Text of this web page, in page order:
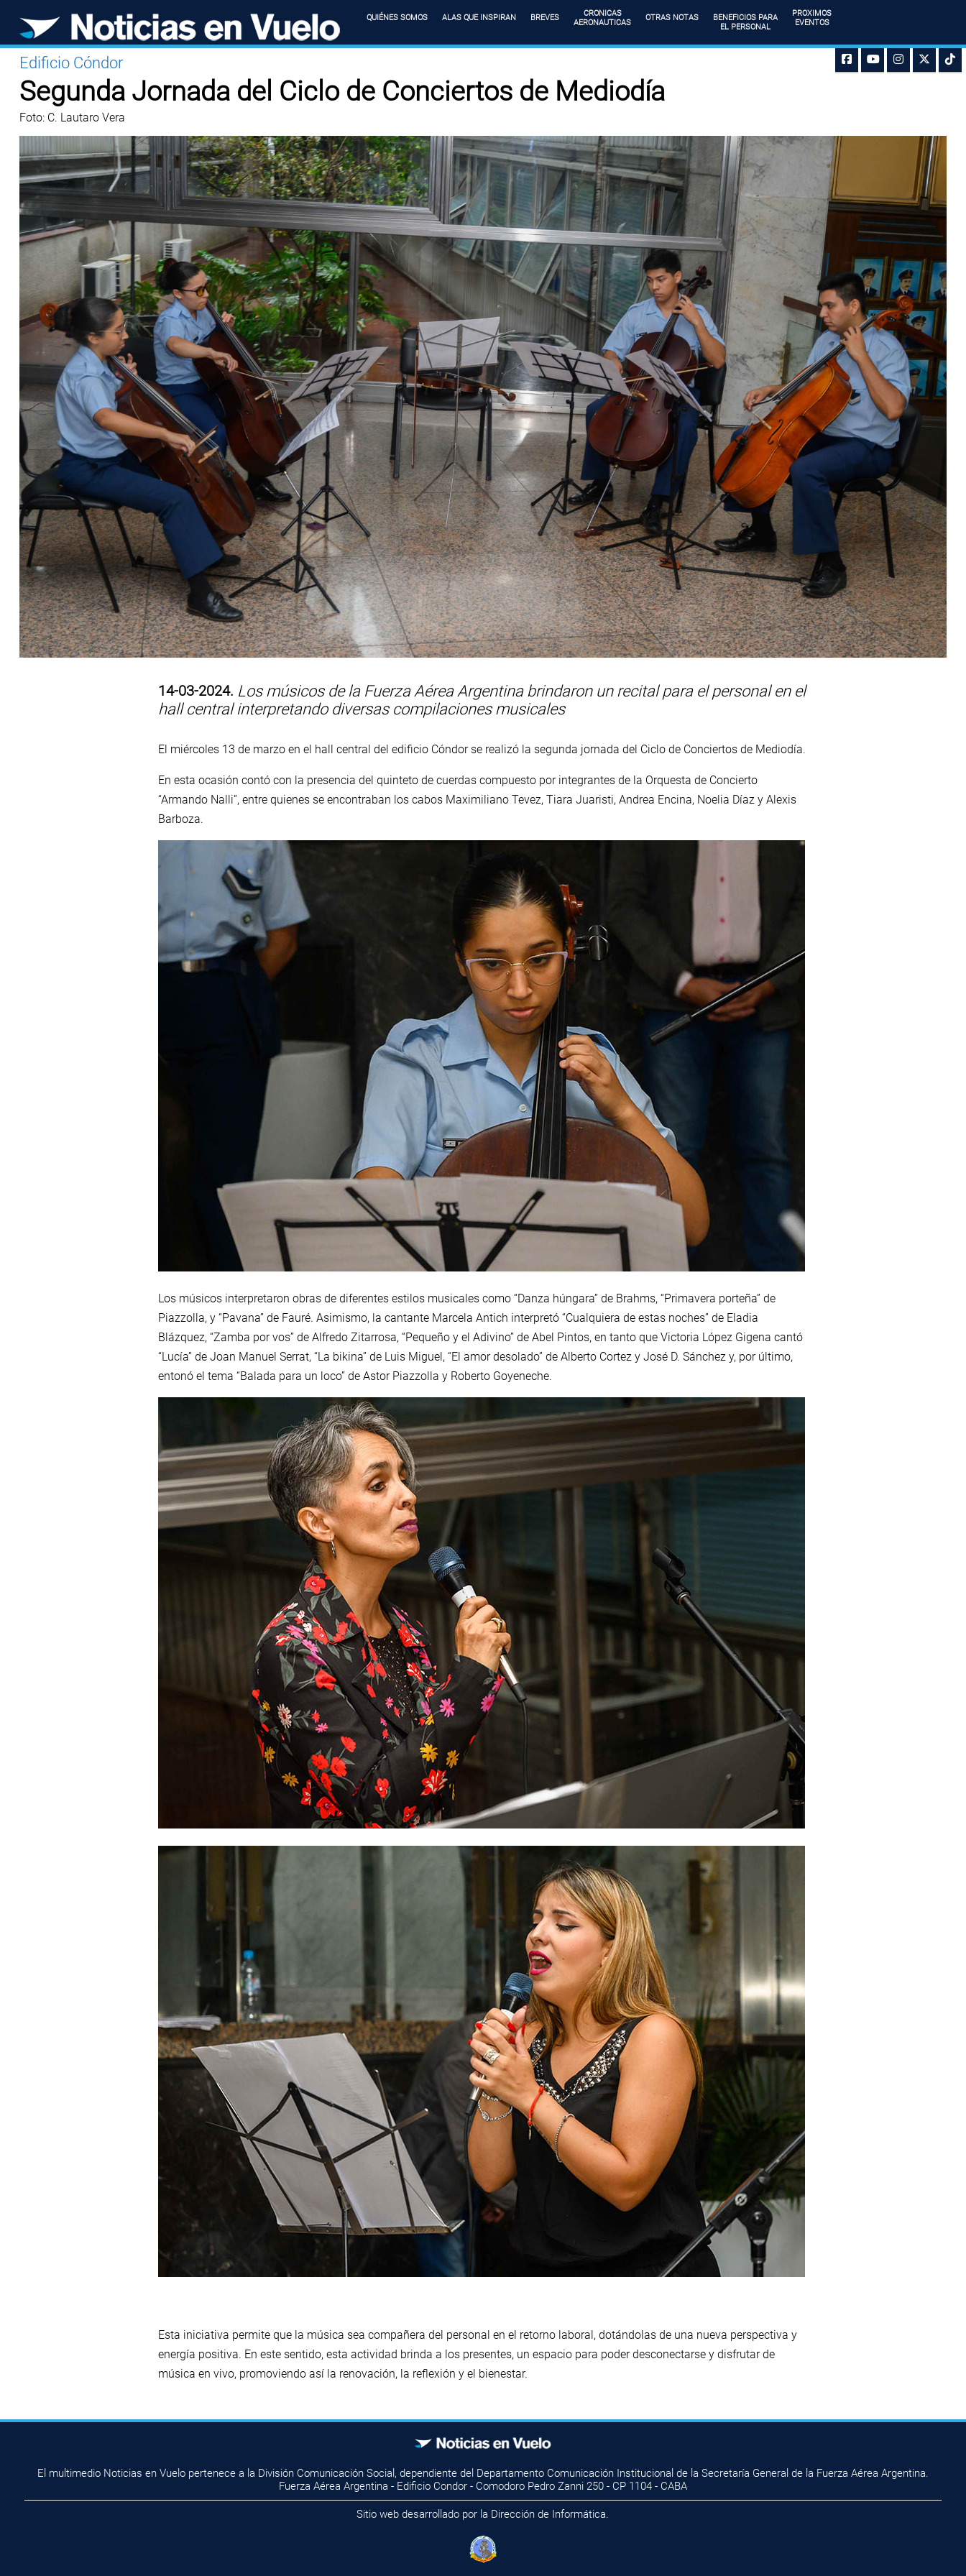
QUIÉNES SOMOS ALAS QUE INSPIRAN BREVES
CRONICAS
AERONAUTICAS
OTRAS NOTAS
BENEFICIOS PARA
EL PERSONAL
PROXIMOS
EVENTOS
Edificio Cóndor
Segunda Jornada del Ciclo de Conciertos de Mediodía
Foto: C. Lautaro Vera
14-03-2024. Los músicos de la Fuerza Aérea Argentina brindaron un recital para el personal en el
hall central interpretando diversas compilaciones musicales
El miércoles 13 de marzo en el hall central del edificio Cóndor se realizó la segunda jornada del Ciclo de Conciertos de Mediodía.
En esta ocasión contó con la presencia del quinteto de cuerdas compuesto por integrantes de la Orquesta de Concierto
“Armando Nalli”, entre quienes se encontraban los cabos Maximiliano Tevez, Tiara Juaristi, Andrea Encina, Noelia Díaz y Alexis
Barboza.
Los músicos interpretaron obras de diferentes estilos musicales como “Danza húngara” de Brahms, “Primavera porteña” de
Piazzolla, y “Pavana” de Fauré. Asimismo, la cantante Marcela Antich interpretó “Cualquiera de estas noches” de Eladia
Blázquez, “Zamba por vos” de Alfredo Zitarrosa, “Pequeño y el Adivino” de Abel Pintos, en tanto que Victoria López Gigena cantó
“Lucía” de Joan Manuel Serrat, “La bikina” de Luis Miguel, “El amor desolado” de Alberto Cortez y José D. Sánchez y, por último,
entonó el tema “Balada para un loco” de Astor Piazzolla y Roberto Goyeneche.
Esta iniciativa permite que la música sea compañera del personal en el retorno laboral, dotándolas de una nueva perspectiva y
energía positiva. En este sentido, esta actividad brinda a los presentes, un espacio para poder desconectarse y disfrutar de
música en vivo, promoviendo así la renovación, la reflexión y el bienestar.
El multimedio Noticias en Vuelo pertenece a la División Comunicación Social, dependiente del Departamento Comunicación Institucional de la Secretaría General de la Fuerza Aérea Argentina.
Fuerza Aérea Argentina - Edificio Condor - Comodoro Pedro Zanni 250 - CP 1104 - CABA
Sitio web desarrollado por la Dirección de Informática.